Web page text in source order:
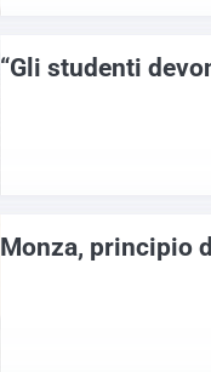
“Gli studenti
Monza, principio